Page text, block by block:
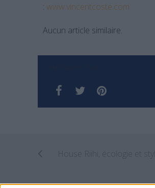
: www.vincentcoste.com
Aucun article similaire.
House Riihi, écologie et style